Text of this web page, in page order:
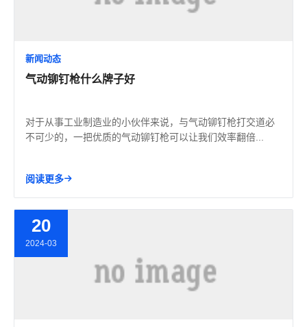
新闻动态
气动铆钉枪什么牌子好
对于从事工业制造业的小伙伴来说，与气动铆钉枪打交道必
不可少的，一把优质的气动铆钉枪可以让我们效率翻倍...
阅读更多
20
2024-03